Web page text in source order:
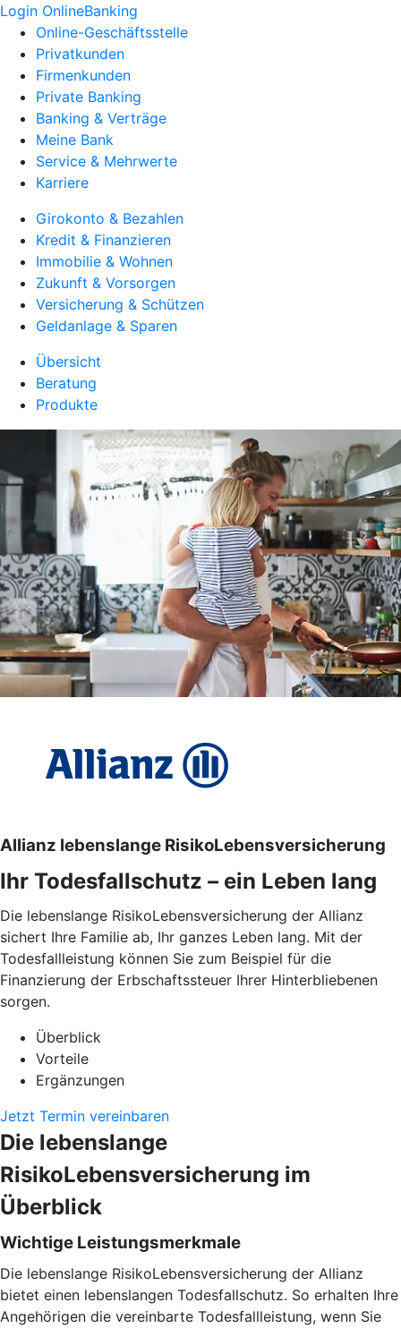
Login OnlineBanking
Online-Geschäftsstelle
Privatkunden
Firmenkunden
Private Banking
Banking & Verträge
Meine Bank
Service & Mehrwerte
Karriere
Girokonto & Bezahlen
Kredit & Finanzieren
Immobilie & Wohnen
Zukunft & Vorsorgen
Versicherung & Schützen
Geldanlage & Sparen
Übersicht
Beratung
Produkte
Allianz lebenslange RisikoLebensversicherung
Ihr Todesfallschutz – ein Leben lang
Die lebenslange RisikoLebensversicherung der Allianz
sichert Ihre Familie ab, Ihr ganzes Leben lang. Mit der
Todesfallleistung können Sie zum Beispiel für die
Finanzierung der Erbschaftssteuer Ihrer Hinterbliebenen
sorgen.
Überblick
Vorteile
Ergänzungen
Jetzt Termin vereinbaren
Die lebenslange
RisikoLebensversicherung im
Überblick
Wichtige Leistungsmerkmale
Die lebenslange RisikoLebensversicherung der Allianz
bietet einen lebenslangen Todesfallschutz. So erhalten Ihre
Angehörigen die vereinbarte Todesfallleistung, wenn Sie